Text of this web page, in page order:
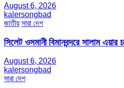
August 6, 2026
kalersongbad
জাতীয় সারা দেশ
সিলেট ওসমানী বিমানবন্দরে সালাম
August 6, 2026
kalersongbad
সারা দেশ